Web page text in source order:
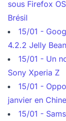
sous Firefox
Brésil
15/01 -
4.2.2 Jelly
15/01 - Un
Sony Xperia Z
15/01 -
janvier en
15/01 -